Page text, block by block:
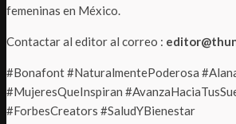
femeninas en México.
Contactar al editor al correo :
#Bonafont #NaturalmentePoderosa
#MujeresQueInspiran
#ForbesCreators #SaludYBienestar